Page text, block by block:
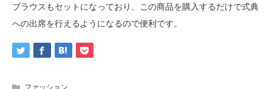
ブラウスもセットになっており、この商品を購入するだけで式典
への出席を行えるようになるので便利です。
ファッション